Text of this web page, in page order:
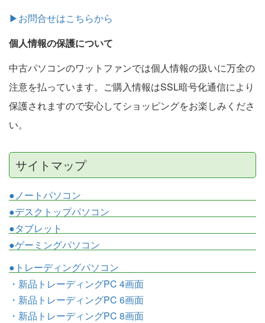
▶お問合せはこちらから
個人情報の保護について
中古パソコンのワットファンでは個人情報の扱いに万全の
注意を払っています。ご購入情報はSSL暗号化通信により
保護されますので安心してショッピングをお楽しみくださ
い。
サイトマップ
●ノートパソコン
●デスクトップパソコン
●タブレット
●ゲーミングパソコン
●トレーディングパソコン
・新品トレーディングPC 4画面
・新品トレーディングPC 6画面
・新品トレーディングPC 8画面